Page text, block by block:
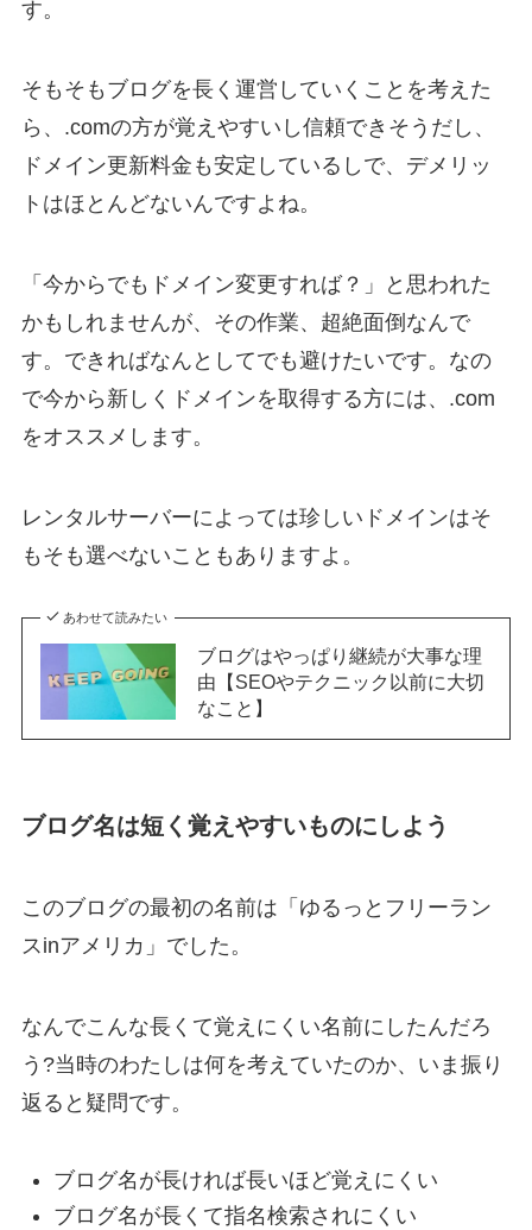
す。
そもそもブログを長く運営していくことを考えた
ら、.comの方が覚えやすいし信頼できそうだし、
ドメイン更新料金も安定しているしで、デメリッ
トはほとんどないんですよね。
「今からでもドメイン変更すれば？」と思われた
かもしれませんが、その作業、超絶面倒なんで
す。できればなんとしてでも避けたいです。なの
で今から新しくドメインを取得する方には、.com
をオススメします。
レンタルサーバーによっては珍しいドメインはそ
もそも選べないこともありますよ。
あわせて読みたい
ブログはやっぱり継続が大事な理
由【SEOやテクニック以前に大切
なこと】
ブログ名は短く覚えやすいものにしよう
このブログの最初の名前は「ゆるっとフリーラン
スinアメリカ」でした。
なんでこんな長くて覚えにくい名前にしたんだろ
う?当時のわたしは何を考えていたのか、いま振り
返ると疑問です。
ブログ名が長ければ長いほど覚えにくい
ブログ名が長くて指名検索されにくい